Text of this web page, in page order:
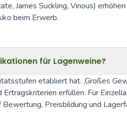
James Suckling, Vinous)
beim Erwerb.
für Lagenweine?
etabliert hat. ‚Großes
Ertragskriterien erfüllen. Für
Preisbildung und